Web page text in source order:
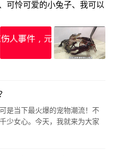
可怜可爱的小兔子、我可以
是当下最火爆的宠物潮流！不
少女心。今天，我就来为大家
来了解一下鱼子酱狗粮泰迪的